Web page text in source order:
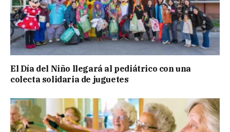
El Día del Niño llegará al pediátrico con una
colecta solidaria de juguetes